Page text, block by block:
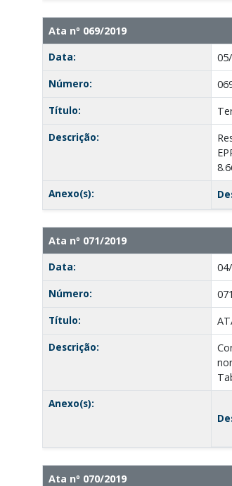
Ata nº 069/2019
Data:
Número:
Título:
Descrição:
Anexo(s):
Ata nº 071/2019
Data:
Número:
Título:
Descrição:
Anexo(s):
Ata nº 070/2019